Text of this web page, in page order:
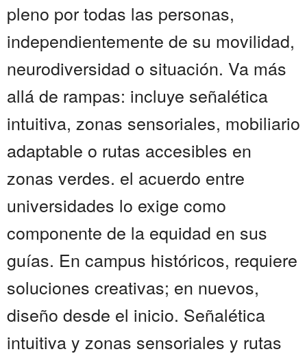
pleno por todas las personas,
independientemente de su movilidad,
neurodiversidad o situación. Va más
allá de rampas: incluye señalética
intuitiva, zonas sensoriales, mobiliario
adaptable o rutas accesibles en
zonas verdes. el acuerdo entre
universidades lo exige como
componente de la equidad en sus
guías. En campus históricos, requiere
soluciones creativas; en nuevos,
diseño desde el inicio. Señalética
intuitiva y zonas sensoriales y rutas